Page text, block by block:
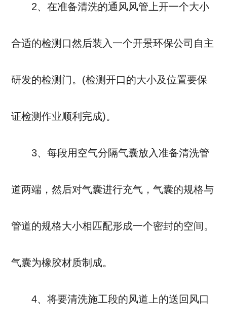
2、在准备清洗的通风风管上开一个大小
合适的检测口然后装入一个开景环保公司自主
研发的检测门。(检测开口的大小及位置要保
证检测作业顺利完成)。
3、每段用空气分隔气囊放入准备清洗管
道两端，然后对气囊进行充气，气囊的规格与
管道的规格大小相匹配形成一个密封的空间。
气囊为橡胶材质制成。
4、将要清洗施工段的风道上的送回风口